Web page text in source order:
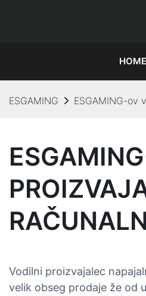
HOME
ESGAMING ESGAMING-ov
Vodilni proizvajalec
velik obseg prodaje že od